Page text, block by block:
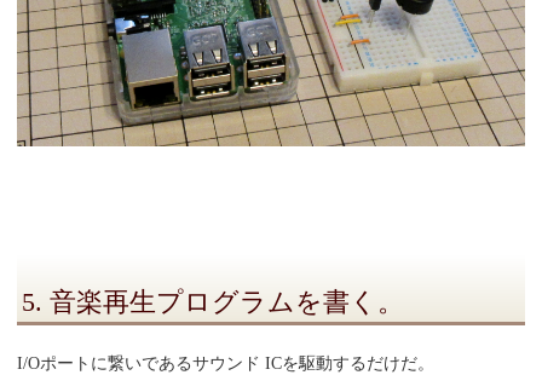
5. 音楽再生プログラムを書く。
I/Oポートに繋いであるサウンド ICを駆動するだけだ。